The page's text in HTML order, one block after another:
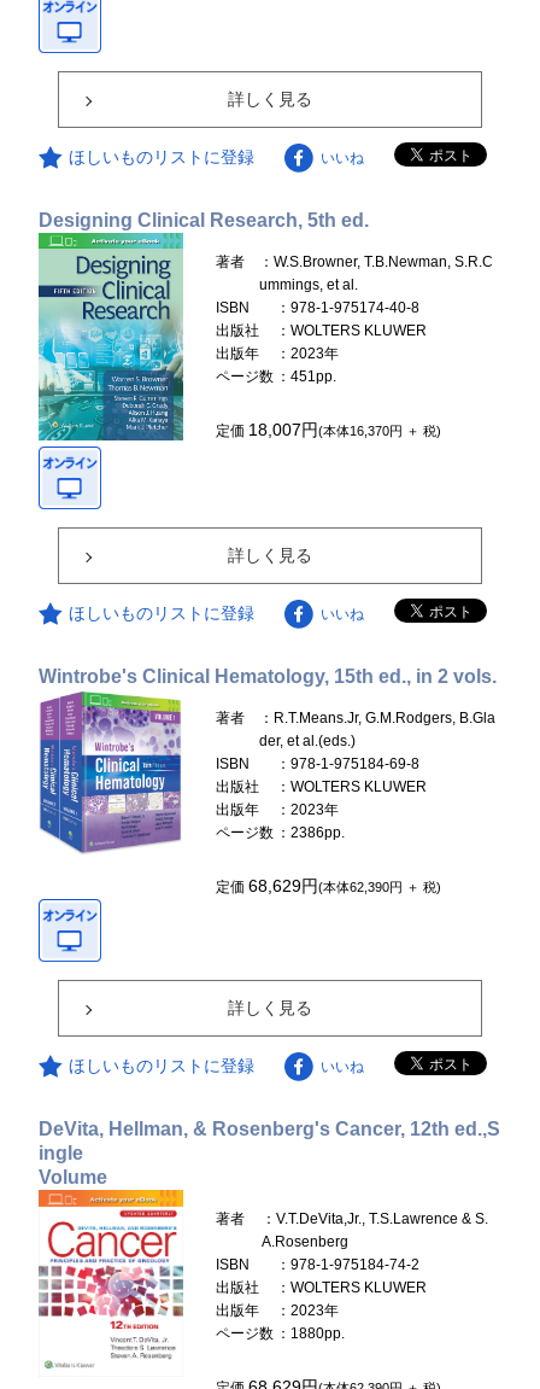
詳しく見る
ほしいものリストに登録 いいね
Designing Clinical Research, 5th ed.
著者
：W.S.Browner, T.B.Newman, S.R.C
ummings, et al.
ISBN
：978-1-975174-40-8
出版社
：WOLTERS KLUWER
出版年
：2023年
ページ数 ：451pp.
定価 18,007円(本体16,370円 ＋ 税)
詳しく見る
ほしいものリストに登録 いいね
Wintrobe's Clinical Hematology, 15th ed., in 2 vols.
著者
：R.T.Means.Jr, G.M.Rodgers, B.Gla
der, et al.(eds.)
ISBN
：978-1-975184-69-8
出版社
：WOLTERS KLUWER
出版年
：2023年
ページ数 ：2386pp.
定価68,629円(本体62,390円 ＋ 税)
詳しく見る
ほしいものリストに登録 いいね
DeVita, Hellman, & Rosenberg's Cancer, 12th ed.,S
ingle
Volume
著者
：V.T.DeVita,Jr., T.S.Lawrence & S.
A.Rosenberg
ISBN
：978-1-975184-74-2
出版社
：WOLTERS KLUWER
出版年
：2023年
ページ数 ：1880pp.